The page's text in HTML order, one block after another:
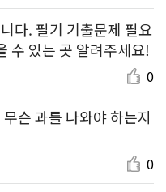
다. 필기 기출문제 필요
수 있는 곳 알려주세요!
0
슨 과를 나와야 하는지
0